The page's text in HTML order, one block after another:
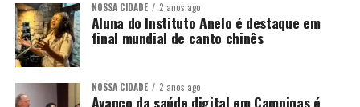
NOSSA CIDADE 2 anos ago
Aluna do Instituto Anelo é destaque em
final mundial de canto chinês
NOSSA CIDADE 2 anos ago
Avanço da saúde digital em Campinas é